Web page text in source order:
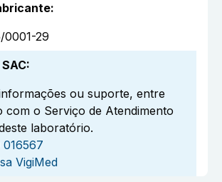
:
0001-29
:
ou suporte, entre
com o Serviço de Atendimento
laboratório.
VigiMed